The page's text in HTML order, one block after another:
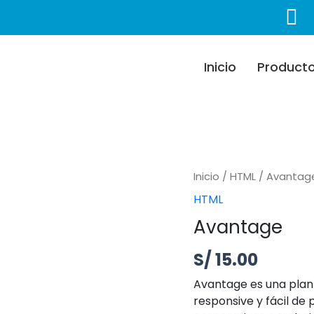
Inicio
Inicio /HTML /
HTML
Avantage
S/15.00
Avantage es una
responsive y fácil de
Avantage cantidad